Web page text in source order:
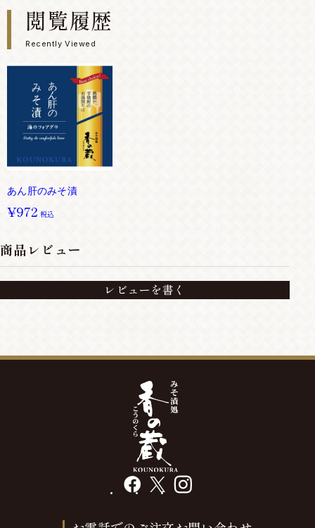
閲覧履歴
Recently Viewed
あん肝のみそ漬
¥972 税込
商品レビュー
レビューを書く
facebook instagram